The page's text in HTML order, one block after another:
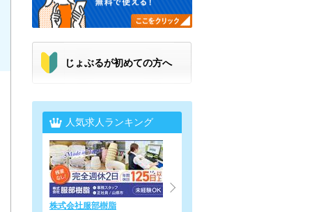
じょぶるが初めての方へ
人気求人ランキング
株式会社服部樹脂